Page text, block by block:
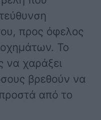
προς όφελος
Το
να χαράξει
βρεθούν να
από το